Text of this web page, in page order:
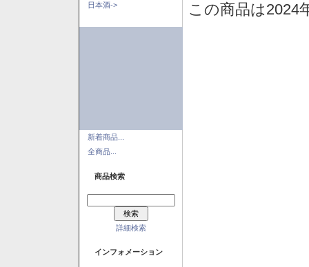
日本酒->
新着商品...
全商品...
商品検索
詳細検索
インフォメーション
この商品は2024